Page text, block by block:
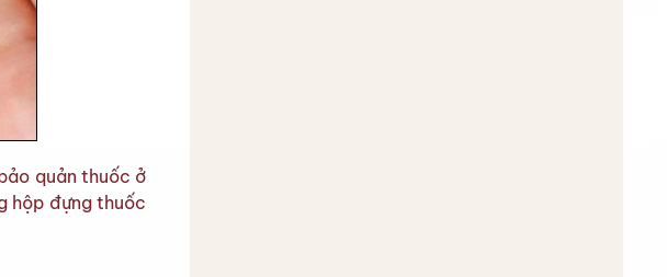
quản thuốc ở
hộp đựng thuốc